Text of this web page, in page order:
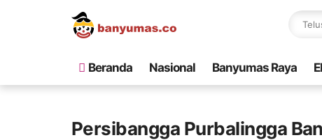
Beranda Nasional Banyumas Raya
Persibangga Purbalingga